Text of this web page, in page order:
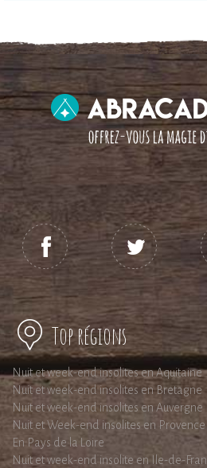
Top régions
Nuit et week-end insolites en Aquitaine
Nuit et week-end insolites en Bretagne
Nuit et week-end insolites en Auvergne
Nuit et Week-end insolites en Provence
En Pays de la Loire
Nuit et week-end insolite en Ile-de-